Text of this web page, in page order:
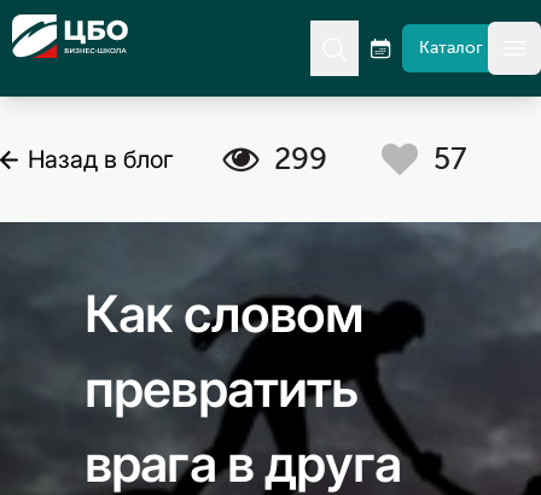
CBO
Каталог
Назад в блог A 299 C 57
Как словом
превратить
врага в друга